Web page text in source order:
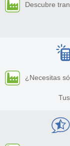
Descubre
¿Necesitas